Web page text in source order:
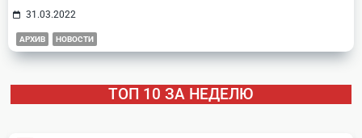
31.03.2022
АРХИВ НОВОСТИ
ТОП 10 ЗА НЕДЕЛЮ